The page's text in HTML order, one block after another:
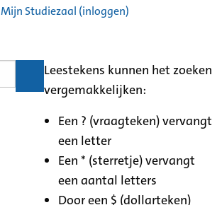
Mijn Studiezaal (inloggen)
Leestekens kunnen het zoeken
vergemakkelijken:
Een ? (vraagteken) vervangt
een letter
Een * (sterretje) vervangt
een aantal letters
Door een $ (dollarteken)